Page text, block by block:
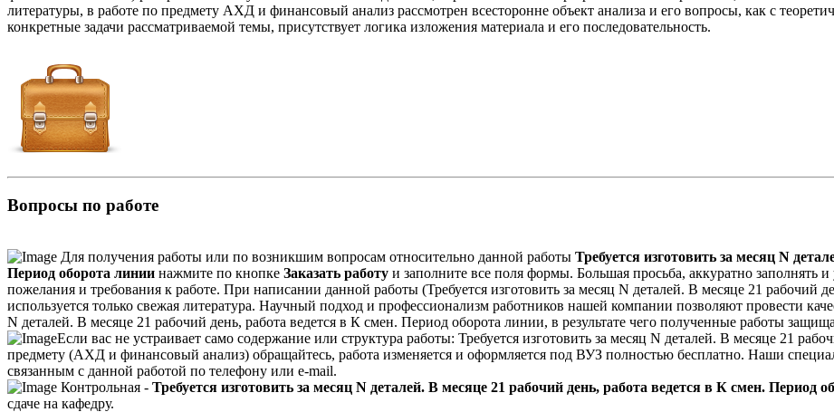
литературы, в работе по предмету АХД и финансовый анализ рассмотрен всесторонне объект анализа и его вопросы, как с
конкретные задачи рассматриваемой темы, присутствует логика изложения материала и его последовательность.
Вопросы по работе
Для получения работы или по возникшим вопросам относительно данной работы Требуется изготовить за месяц N
Период оборота линии нажмите по кнопке Заказать работу и заполните все поля формы. Большая просьба, аккуратно заполнять
пожелания и требования к работе. При написании данной работы (Требуется изготовить за месяц N деталей. В месяце 21 рабочий
используется только свежая литература. Научный подход и профессионализм работников нашей компании позволяют провести
N деталей. В месяце 21 рабочий день, работа ведется в К смен. Период оборота линии, в результате чего полученные работы
Если вас не устраивает само содержание или структура работы: Требуется изготовить за месяц N деталей. В месяце 21
предмету (АХД и финансовый анализ) обращайтесь, работа изменяется и оформляется под ВУЗ полностью бесплатно. Наши
связанным с данной работой по телефону или e-mail.
Контрольная - Требуется изготовить за месяц N деталей. В месяце 21 рабочий день, работа ведется в К смен. Период
сдаче на кафедру.